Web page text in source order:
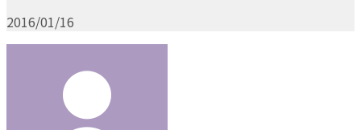
2016/01/16